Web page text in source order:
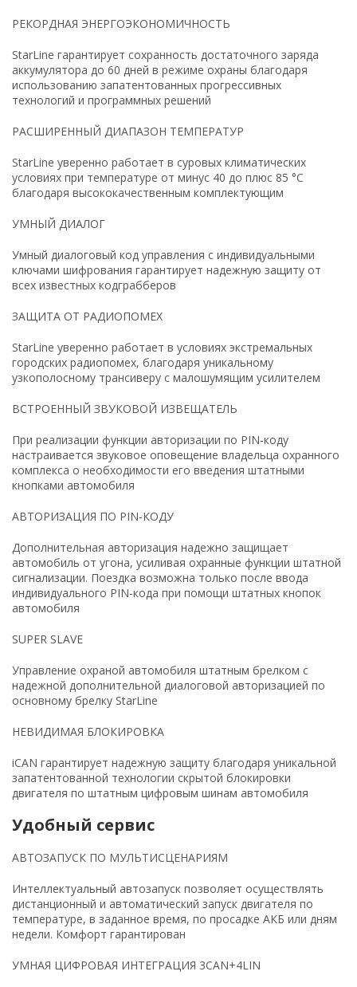
РЕКОРДНАЯ ЭНЕРГОЭКОНОМИЧНОСТЬ
StarLine гарантирует сохранность достаточного заряда
аккумулятора до 60 дней в режиме охраны благодаря
использованию запатентованных прогрессивных
технологий и программных решений
РАСШИРЕННЫЙ ДИАПАЗОН ТЕМПЕРАТУР
StarLine уверенно работает в суровых климатических
условиях при температуре от минус 40 до плюс 85 °С
благодаря высококачественным комплектующим
УМНЫЙ ДИАЛОГ
Умный диалоговый код управления c индивидуальными
ключами шифрования гарантирует надежную защиту от
всех известных кодграбберов
ЗАЩИТА ОТ РАДИОПОМЕХ
StarLine уверенно работает в условиях экстремальных
городских радиопомех, благодаря уникальному
узкополосному трансиверу с малошумящим усилителем
ВСТРОЕННЫЙ ЗВУКОВОЙ ИЗВЕЩАТЕЛЬ
При реализации функции авторизации по PIN-коду
настраивается звуковое оповещение владельца охранного
комплекса о необходимости его введения штатными
кнопками автомобиля
АВТОРИЗАЦИЯ ПО PIN-КОДУ
Дополнительная авторизация надежно защищает
автомобиль от угона, усиливая охранные функции штатной
сигнализации. Поездка возможна только после ввода
индивидуального PIN-кода при помощи штатных кнопок
автомобиля
SUPER SLAVE
Управление охраной автомобиля штатным брелком с
надежной дополнительной диалоговой авторизацией по
основному брелку StarLine
НЕВИДИМАЯ БЛОКИРОВКА
iCAN гарантирует надежную защиту благодаря уникальной
запатентованной технологии скрытой блокировки
двигателя по штатным цифровым шинам автомобиля
Удобный сервис
АВТОЗАПУСК ПО МУЛЬТИСЦЕНАРИЯМ
Интеллектуальный автозапуск позволяет осуществлять
дистанционный и автоматический запуск двигателя по
температуре, в заданное время, по просадке АКБ или дням
недели. Комфорт гарантирован
УМНАЯ ЦИФРОВАЯ ИНТЕГРАЦИЯ 3CAN+4LIN